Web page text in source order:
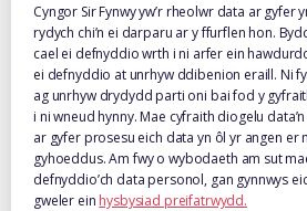
Cyngor Sir Fynwy yw’r rheolwr data ar
rydych chi’n ei darparu ar y ffurflen hon.
cael ei defnyddio wrth i ni arfer ein
ei defnyddio at unrhyw ddibenion eraill. Ni
ag unrhyw drydydd parti oni bai fod y
i ni wneud hynny. Mae cyfraith diogelu
ar gyfer prosesu eich data yn ôl yr angen er
gyhoeddus. Am fwy o wybodaeth am sut
defnyddio’ch data personol, gan gynnwys
gweler ein hysbysiad preifatrwydd.